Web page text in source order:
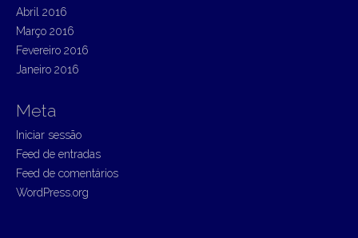
Abril 2016
Março 2016
Fevereiro 2016
Janeiro 2016
Meta
Iniciar sessão
Feed de entradas
Feed de comentários
WordPress.org